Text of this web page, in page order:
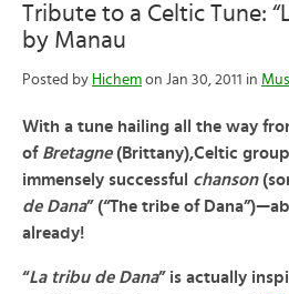
Tribute to a Celtic Tune:
by Manau
Posted by Hichem on Jan 30, 2011 in
With a tune hailing all the way
of Bretagne(Brittany),Celtic
immensely successful chanson
de Dana” (“The tribe of
already!
“La tribu de Dana” is actually